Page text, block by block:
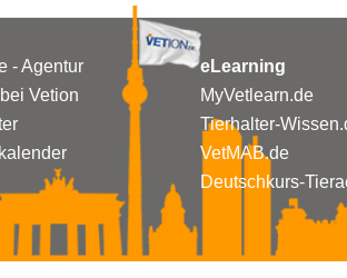
- Agentur
Vetion
eLearning
MyVetlearn.de
Tierhalter-
VetMAB.de
Deutschkurs-